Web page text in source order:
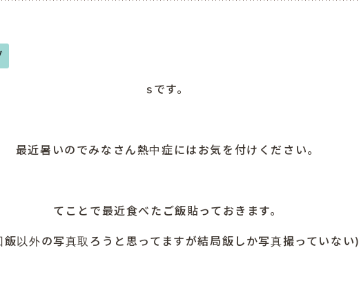
sです。
最近暑いのでみなさん熱中症にはお気を付けください。
てことで最近食べたご飯貼っておきます。
飯以外の写真取ろうと思ってますが結局飯しか写真撮っていない)